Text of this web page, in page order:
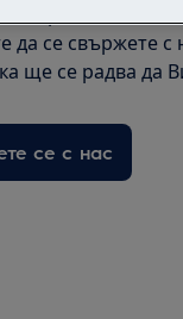
откриете това,
да се свържете
ще се радва да
се с нас